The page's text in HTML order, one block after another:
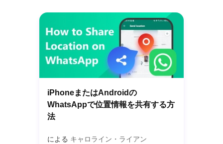
iPhoneまたはAndroidの
WhatsAppで位置情報を共有する方
法
による キャロライン・ライアン